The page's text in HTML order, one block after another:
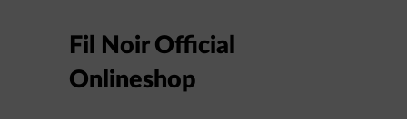
Fil Noir Official
Onlineshop